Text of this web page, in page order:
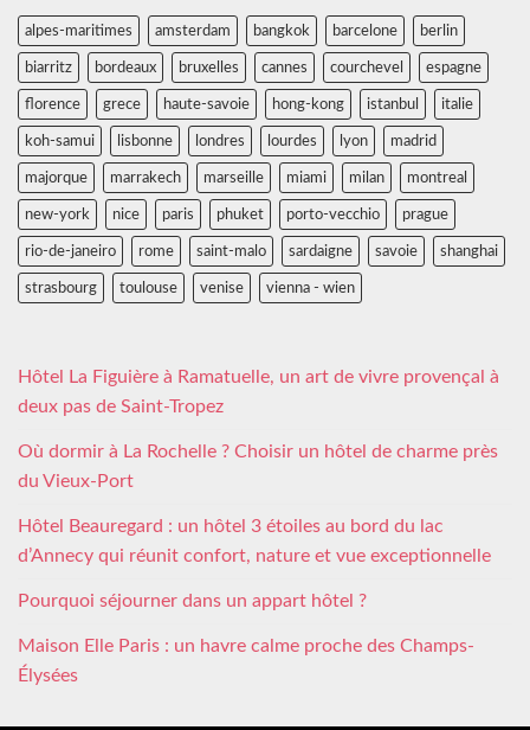
alpes-maritimes amsterdam bangkok barcelone berlin
biarritz bordeaux bruxelles cannes courchevel espagne
florence grece haute-savoie hong-kong istanbul italie
koh-samui lisbonne londres lourdes lyon madrid
majorque marrakech marseille miami milan montreal
new-york nice paris phuket porto-vecchio prague
rio-de-janeiro rome saint-malo sardaigne savoie shanghai
strasbourg toulouse venise vienna - wien
Hôtel La Figuière à Ramatuelle, un art de vivre provençal à
deux pas de Saint-Tropez
Où dormir à La Rochelle ? Choisir un hôtel de charme près
du Vieux-Port
Hôtel Beauregard : un hôtel 3 étoiles au bord du lac
d’Annecy qui réunit confort, nature et vue exceptionnelle
Pourquoi séjourner dans un appart hôtel ?
Maison Elle Paris : un havre calme proche des Champs-
Élysées